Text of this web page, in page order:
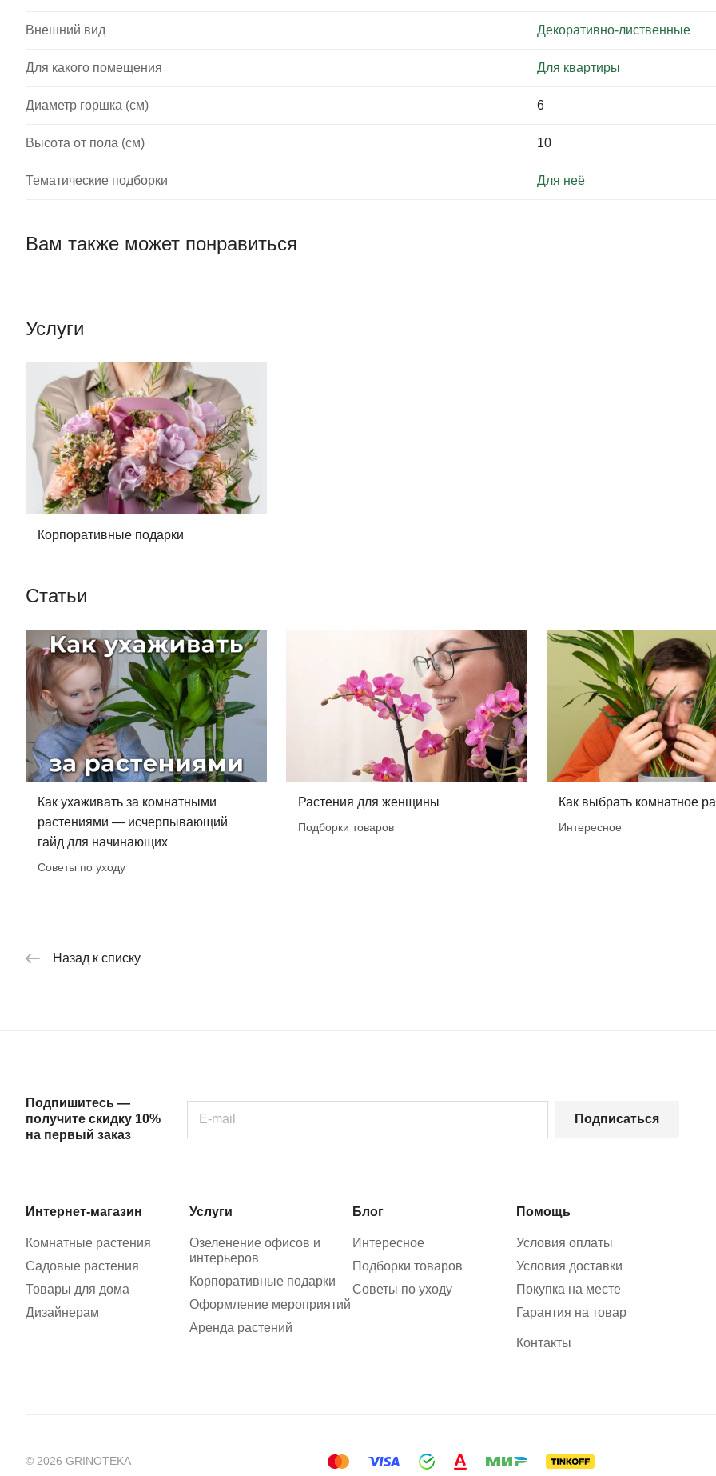
Внешний вид Декоративно-лиственные
Для какого помещения Для квартиры
Диаметр горшка (см) 6
Высота от пола (см) 10
Тематические подборки Для неё
Вам также может понравиться
Услуги
Корпоративные подарки
Статьи
Как ухаживать за комнатными
растениями — исчерпывающий
гайд для начинающих
Советы по уходу
Растения для женщины
Подборки товаров
Как выбрать комнатное
Интересное
Назад к списку
Подпишитесь —
получите скидку 10%
на первый заказ
Подписаться
Интернет-магазин
Комнатные растения
Садовые растения
Товары для дома
Дизайнерам
Услуги
Озеленение офисов и
интерьеров
Корпоративные подарки
Оформление мероприятий
Аренда растений
Блог
Интересное
Подборки товаров
Советы по уходу
Помощь
Условия оплаты
Условия доставки
Покупка на месте
Гарантия на товар
Контакты
© 2026 GRINOTEKA